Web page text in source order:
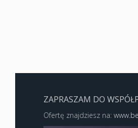
ZAPRASZAM DO
Ofertę znajdziesz na: